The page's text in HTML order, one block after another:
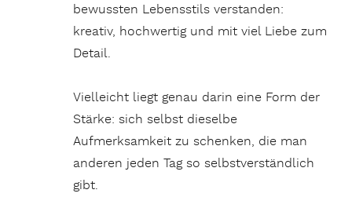
bewussten Lebensstils verstanden:
kreativ, hochwertig und mit viel Liebe zum
Detail.
Vielleicht liegt genau darin eine Form der
Stärke: sich selbst dieselbe
Aufmerksamkeit zu schenken, die man
anderen jeden Tag so selbstverständlich
gibt.